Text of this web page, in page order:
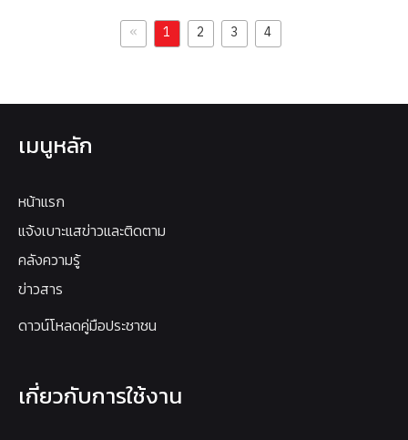
« 1 2 3 4
เมนูหลัก
หน้าแรก
แจ้งเบาะแสข่าวและติดตาม
คลังความรู้
ข่าวสาร
ดาวน์โหลดคู่มือประชาชน
เกี่ยวกับการใช้งาน